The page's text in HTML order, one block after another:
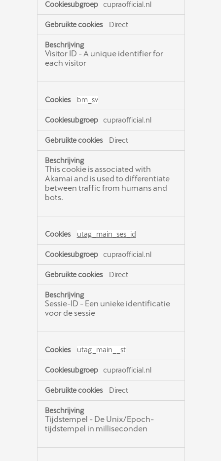
cupraofficial.nl
Direct
Visitor ID - A unique identifier for
each visitor
bm_sv
cupraofficial.nl
Direct
This cookie is associated with
Akamai and is used to differentiate
between traffic from humans and
bots.
utag_main_ses_id
cupraofficial.nl
Direct
Sessie-ID - Een unieke identificatie
voor de sessie
utag_main__st
cupraofficial.nl
Direct
Tijdstempel - De Unix/Epoch-
tijdstempel in milliseconden